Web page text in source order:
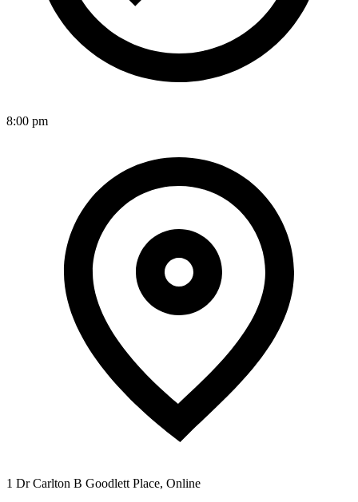
8:00 pm
1 Dr Carlton B Goodlett Place, Online